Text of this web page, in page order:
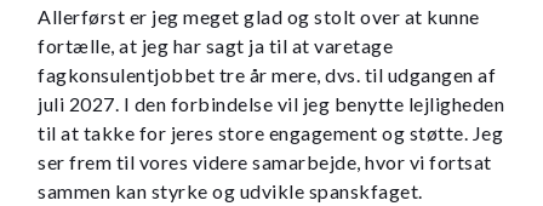
Allerførst er jeg meget glad og stolt over at kunne
fortælle, at jeg har sagt ja til at varetage
fagkonsulentjobbet tre år mere, dvs. til udgangen af
juli 2027. I den forbindelse vil jeg benytte lejligheden
til at takke for jeres store engagement og støtte. Jeg
ser frem til vores videre samarbejde, hvor vi fortsat
sammen kan styrke og udvikle spanskfaget.